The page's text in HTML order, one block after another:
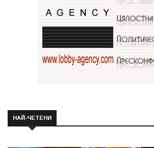
НАЙ-ЧЕТЕНИ